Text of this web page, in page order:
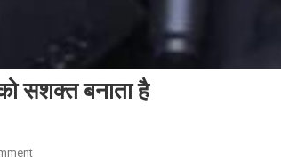
सशक्त बनाता है